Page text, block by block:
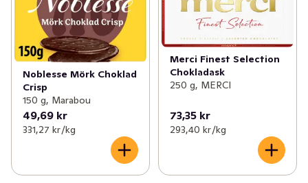
Noblesse Mörk Choklad
Crisp
150 g, Marabou
49,69 kr
331,27 kr /kg
Merci Finest Selection
Chokladask
250 g, MERCI
73,35 kr
293,40 kr /kg